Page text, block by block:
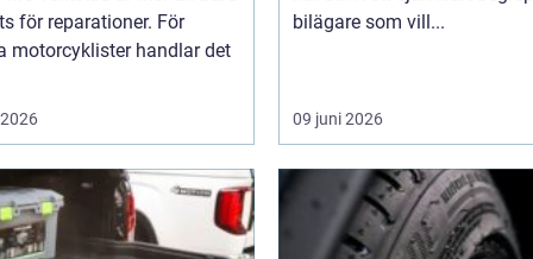
för reparationer. För
motorcyklister handlar det
bilägare som vill...
09 juni 2026